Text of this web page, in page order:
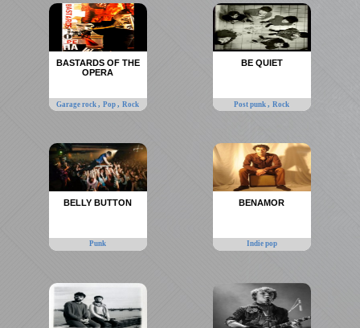
BASTARDS OF THE
OPERA
Garage rock,Pop,Rock
BE QUIET
Post punk,Rock
BELLY BUTTON
Punk
BENAMOR
Indie pop